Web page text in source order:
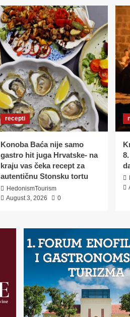
recepti
Konoba Baća nije samo
gastro hit juga Hrvatske- na
kraju vas čeka recept za
autentičnu Stonsku tortu
HedonismTourism
August 3, 2026
0